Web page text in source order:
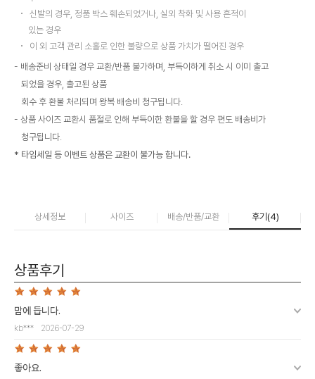
신발의 경우, 정품 박스 훼손되었거나, 실외 착화 및 사용 흔적이
있는 경우
이 외 고객 관리 소홀로 인한 불량으로 상품 가치가 떨어진 경우
배송준비 상태일 경우 교환/반품 불가하며, 부득이하게 취소 시 이미 출고
되었을 경우, 출고된 상품
회수 후 환불 처리되며 왕복 배송비 청구됩니다.
상품 사이즈 교환시 품절로 인해 부득이한 환불을 할 경우 편도 배송비가
청구됩니다.
* 타임세일 등 이벤트 상품은 교환이 불가능 합니다.
상세정보 사이즈 배송/반품/교환 후기(4)
상품후기
맘에 듭니다.
kb*** 2026-07-29
좋아요.